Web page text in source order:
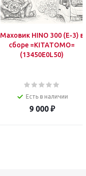
Маховик HINO 300 (Е-3) в
сборе =KITATOMO=
(13450E0L50)
Есть в наличии
9 000₽